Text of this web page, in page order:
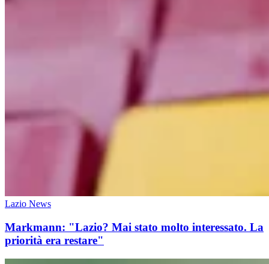
Lazio News
Markmann: "Lazio? Mai stato molto interessato. La
priorità era restare"